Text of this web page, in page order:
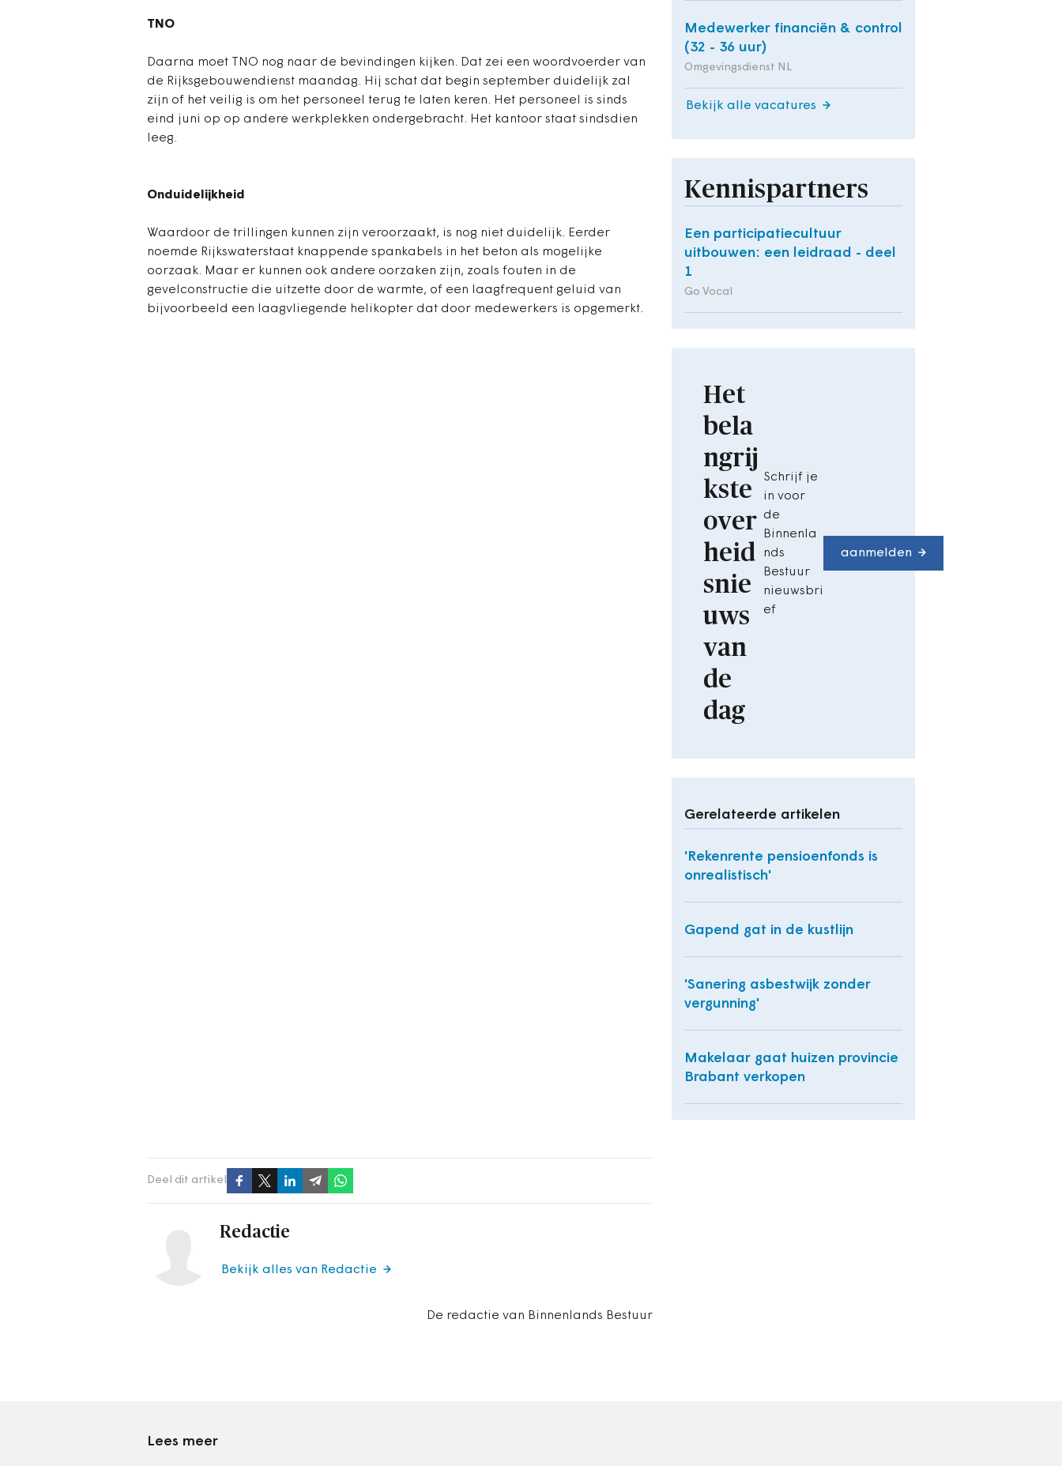
TNO
Medewerker financiën & control
(32 - 36 uur)
Omgevingsdienst NL
Bekijk alle vacatures
Kennispartners
Een participatiecultuur
uitbouwen: een leidraad - deel
1
Go Vocal
Het
bela
ngrij
kste
over
heid
snie
uws
van
de
dag
Schrijf je
in voor
de
Binnenla
nds
Bestuur
nieuwsbri
ef
aanmelden
Gerelateerde artikelen
'Rekenrente pensioenfonds is
onrealistisch'
Gapend gat in de kustlijn
'Sanering asbestwijk zonder
vergunning'
Makelaar gaat huizen provincie
Brabant verkopen
Daarna moet TNO nog naar de bevindingen kijken. Dat zei een woordvoerder van
de Rijksgebouwendienst maandag. Hij schat dat begin september duidelijk zal
zijn of het veilig is om het personeel terug te laten keren. Het personeel is sinds
eind juni op op andere werkplekken ondergebracht. Het kantoor staat sindsdien
leeg.
Onduidelijkheid
Waardoor de trillingen kunnen zijn veroorzaakt, is nog niet duidelijk. Eerder
noemde Rijkswaterstaat knappende spankabels in het beton als mogelijke
oorzaak. Maar er kunnen ook andere oorzaken zijn, zoals fouten in de
gevelconstructie die uitzette door de warmte, of een laagfrequent geluid van
bijvoorbeeld een laagvliegende helikopter dat door medewerkers is opgemerkt.
Deel dit artikel
Redactie
De redactie van Binnenlands Bestuur
Bekijk alles van Redactie
Lees meer